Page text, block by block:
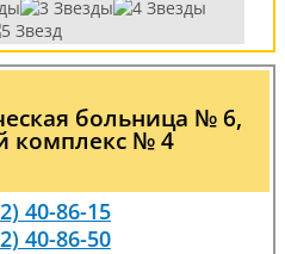
больница № 6,
комплекс № 4
40-86-15
40-86-50